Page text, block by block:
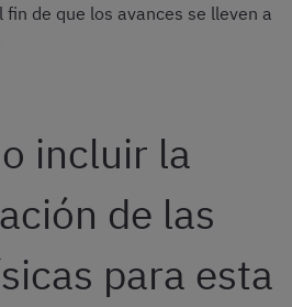
fin de que los avances se lleven a
incluir la
de las
para esta